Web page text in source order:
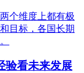
个维度上都有极
目标，各国长期
验看未来发展